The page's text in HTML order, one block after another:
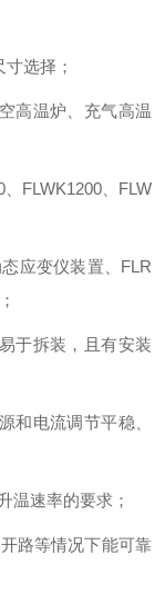
寸选择 ；
高温炉、充气高温
、FLWK1200、FLW
应变仪装置、FLR
；
于拆装，且有安装
和电流调节平稳、
温速率的要求 ；
路等情况下能可靠